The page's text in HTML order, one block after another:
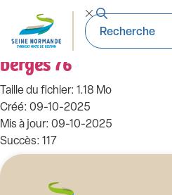
99_DE-2025.10.07.
animation site
berges 76
Taille du fichier: 1.18 Mo
Créé: 09-10-2025
Mis à jour: 09-10-2025
Succès: 117